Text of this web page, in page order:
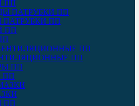
ПП
ПАТРУБКИ ПП
ПП
ПП